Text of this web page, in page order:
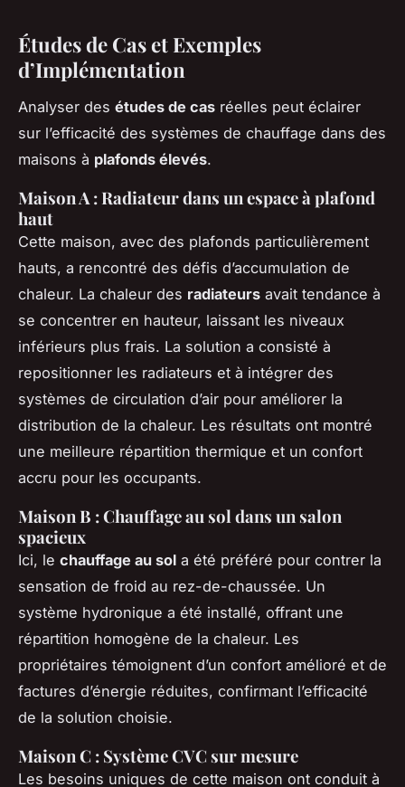
Études de Cas et Exemples
d’Implémentation
Analyser des études de cas réelles peut éclairer
sur l’efficacité des systèmes de chauffage dans des
maisons à plafonds élevés.
Maison A : Radiateur dans un espace à plafond
haut
Cette maison, avec des plafonds particulièrement
hauts, a rencontré des défis d’accumulation de
chaleur. La chaleur des radiateurs avait tendance à
se concentrer en hauteur, laissant les niveaux
inférieurs plus frais. La solution a consisté à
repositionner les radiateurs et à intégrer des
systèmes de circulation d’air pour améliorer la
distribution de la chaleur. Les résultats ont montré
une meilleure répartition thermique et un confort
accru pour les occupants.
Maison B : Chauffage au sol dans un salon
spacieux
Ici, le chauffage au sol a été préféré pour contrer la
sensation de froid au rez-de-chaussée. Un
système hydronique a été installé, offrant une
répartition homogène de la chaleur. Les
propriétaires témoignent d’un confort amélioré et de
factures d’énergie réduites, confirmant l’efficacité
de la solution choisie.
Maison C : Système CVC sur mesure
Les besoins uniques de cette maison ont conduit à